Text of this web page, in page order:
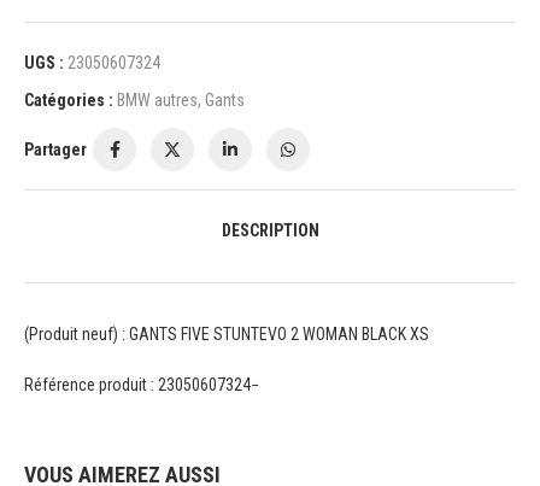
UGS : 23050607324
Catégories : BMW autres, Gants
Partager
DESCRIPTION
(Produit neuf) : GANTS FIVE STUNTEVO 2 WOMAN BLACK XS
Référence produit : 23050607324−
VOUS AIMEREZ AUSSI